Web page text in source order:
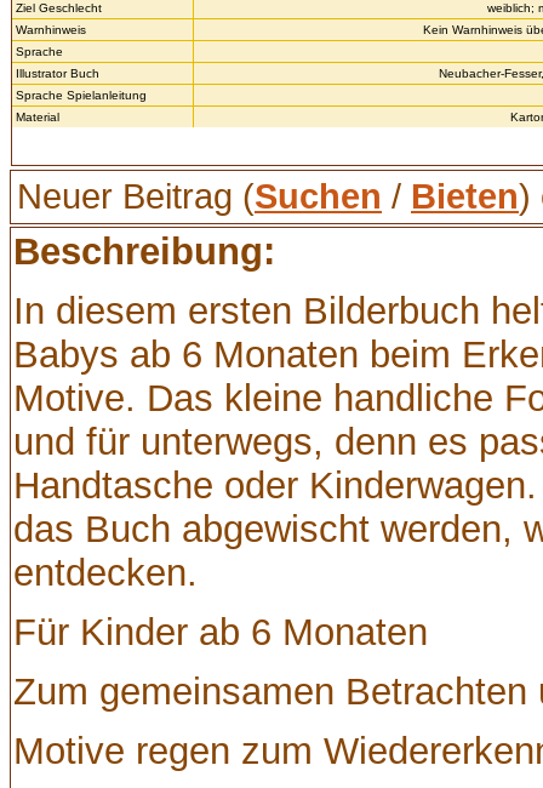
Ziel Geschlecht
weiblich;
Warnhinweis
Kein Warnhinweis
Sprache
Illustrator Buch
Neubacher-
Sprache Spielanleitung
Material
Neuer Beitrag (Suchen / Bieten)
Beschreibung:
In diesem ersten Bilderbuch
Babys ab 6 Monaten beim
Motive. Das kleine handliche
und für unterwegs, denn es
Handtasche oder
das Buch abgewischt werden,
entdecken.
Für Kinder ab 6 Monaten
Zum gemeinsamen Betrachten
Motive regen zum